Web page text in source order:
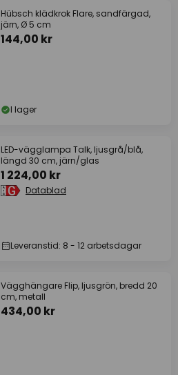
Hübsch klädkrok Flare, sandfärgad,
järn, Ø 5 cm
144,00 kr
I lager
LED-vägglampa Talk, ljusgrå/blå,
längd 30 cm, järn/glas
1 224,00 kr
Datablad
Leveranstid: 8 - 12 arbetsdagar
Vägghängare Flip, ljusgrön, bredd 20
cm, metall
434,00 kr